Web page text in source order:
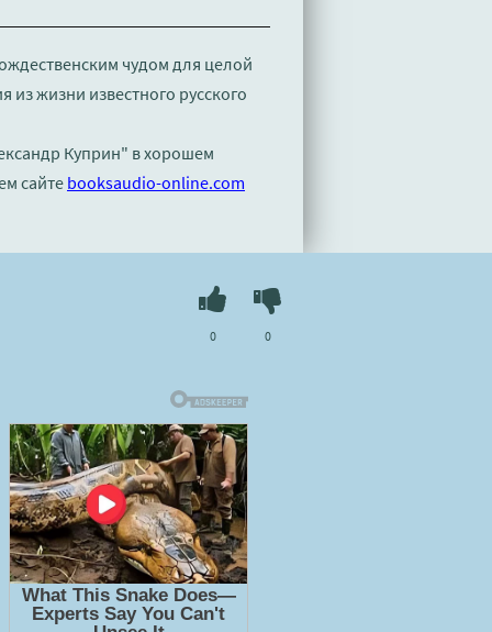
чудом для целой
из жизни известного русского
Куприн" в хорошем
сайтеbooksaudio-online.com
0 0